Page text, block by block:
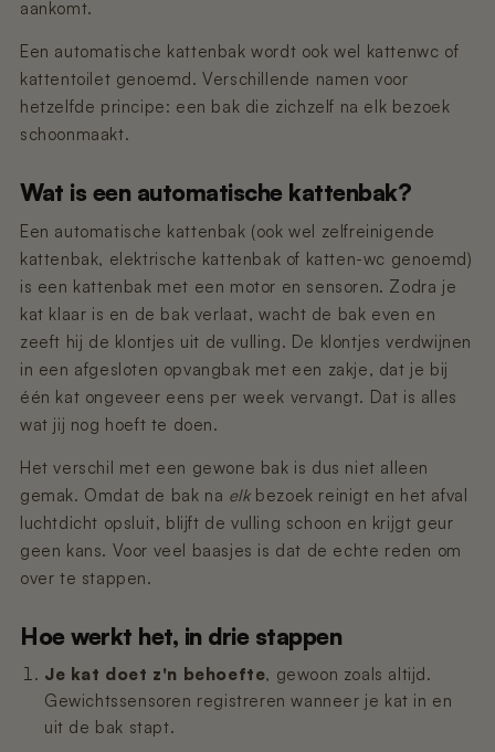
Nano 3 - Pootjesveger
€14,99
Nano 3 - Tofu-filter (Rooster/Zeef)
€14,99
Nano 3 - Bentoniet-filter
(Rooster/Zeef)
€14,99
Nano 3 - Magneetclip
€14,99
Nano 2 & 3 – Voedingsadapter (1,5 m
kabel)
€11,99
Nano 2 – Pootjesveger (Wit)
€14,99
Nano 2 – Pootjesveger (Zwart)
€14,99
Nano 2 – Trommelring (Zwart)
€14,99
aankomt.
Een automatische kattenbak wordt ook wel kattenwc of
kattentoilet genoemd. Verschillende namen voor
hetzelfde principe: een bak die zichzelf na elk bezoek
schoonmaakt.
Wat is een automatische kattenbak?
Een automatische kattenbak (ook wel zelfreinigende
kattenbak, elektrische kattenbak of katten-wc genoemd)
is een kattenbak met een motor en sensoren. Zodra je
kat klaar is en de bak verlaat, wacht de bak even en
zeeft hij de klontjes uit de vulling. De klontjes verdwijnen
in een afgesloten opvangbak met een zakje, dat je bij
één kat ongeveer eens per week vervangt. Dat is alles
wat jij nog hoeft te doen.
Het verschil met een gewone bak is dus niet alleen
gemak. Omdat de bak na elkbezoek reinigt en het afval
luchtdicht opsluit, blijft de vulling schoon en krijgt geur
geen kans. Voor veel baasjes is dat de echte reden om
over te stappen.
Hoe werkt het, in drie stappen
Je kat doet z'n behoefte, gewoon zoals altijd.
Gewichtssensoren registreren wanneer je kat in en
uit de bak stapt.